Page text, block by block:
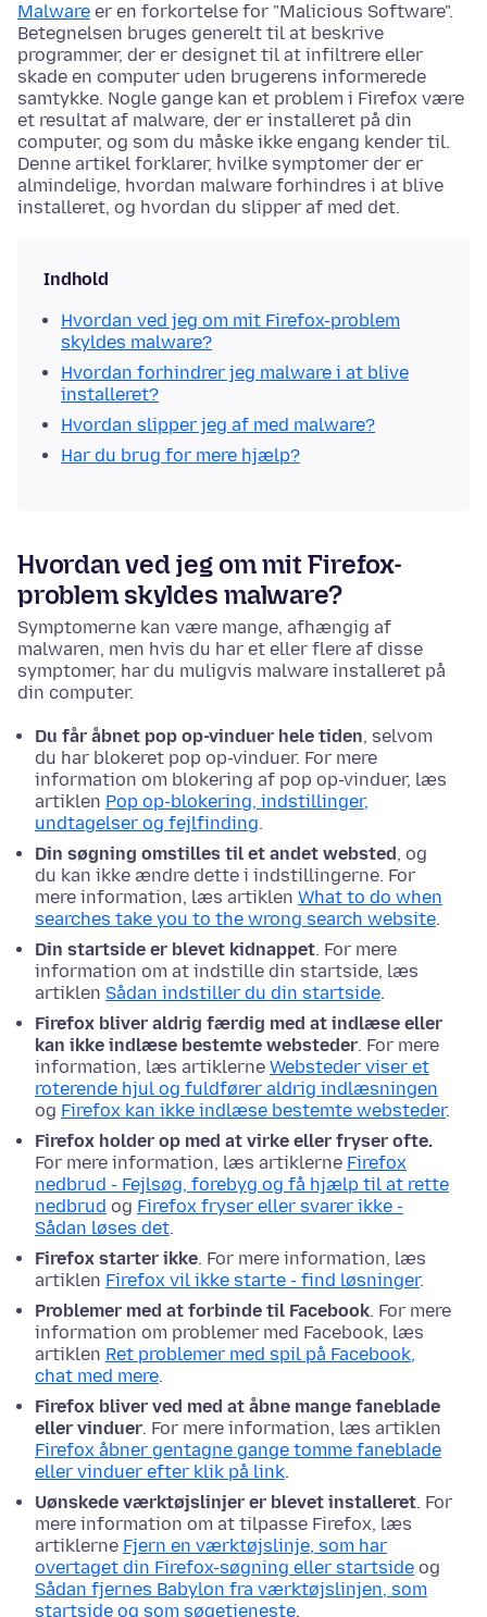
Malware er en forkortelse for "Malicious Software".
Betegnelsen bruges generelt til at beskrive
programmer, der er designet til at infiltrere eller
skade en computer uden brugerens informerede
samtykke. Nogle gange kan et problem i Firefox være
et resultat af malware, der er installeret på din
computer, og som du måske ikke engang kender til.
Denne artikel forklarer, hvilke symptomer der er
almindelige, hvordan malware forhindres i at blive
installeret, og hvordan du slipper af med det.
Indhold
Hvordan ved jeg om mit Firefox-problem
skyldes malware?
Hvordan forhindrer jeg malware i at blive
installeret?
Hvordan slipper jeg af med malware?
Har du brug for mere hjælp?
Hvordan ved jeg om mit Firefox-
problem skyldes malware?
Symptomerne kan være mange, afhængig af
malwaren, men hvis du har et eller flere af disse
symptomer, har du muligvis malware installeret på
din computer.
Du får åbnet pop op-vinduer hele tiden, selvom
du har blokeret pop op-vinduer. For mere
information om blokering af pop op-vinduer, læs
artiklen Pop op-blokering, indstillinger,
undtagelser og fejlfinding.
Din søgning omstilles til et andet websted , og
du kan ikke ændre dette i indstillingerne. For
mere information, læs artiklen What to do when
searches take you to the wrong search website.
Din startside er blevet kidnappet. For mere
information om at indstille din startside, læs
artiklen Sådan indstiller du din startside.
Firefox bliver aldrig færdig med at indlæse eller
kan ikke indlæse bestemte websteder. For mere
information, læs artiklerne Websteder viser et
roterende hjul og fuldfører aldrig indlæsningen
og Firefox kan ikke indlæse bestemte websteder.
Firefox holder op med at virke eller fryser ofte.
For mere information, læs artiklerne Firefox
nedbrud - Fejlsøg, forebyg og få hjælp til at rette
nedbrud og Firefox fryser eller svarer ikke -
Sådan løses det.
Firefox starter ikke. For mere information, læs
artiklen Firefox vil ikke starte - find løsninger.
Problemer med at forbinde til Facebook. For mere
information om problemer med Facebook, læs
artiklen Ret problemer med spil på Facebook,
chat med mere.
Firefox bliver ved med at åbne mange faneblade
eller vinduer. For mere information, læs artiklen
Firefox åbner gentagne gange tomme faneblade
eller vinduer efter klik på link.
Uønskede værktøjslinjer er blevet installeret. For
mere information om at tilpasse Firefox, læs
artiklerne Fjern en værktøjslinje, som har
overtaget din Firefox-søgning eller startside og
Sådan fjernes Babylon fra værktøjslinjen, som
startside og som søgetjeneste.